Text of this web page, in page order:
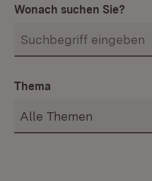
Wonach suchen Sie?
Thema